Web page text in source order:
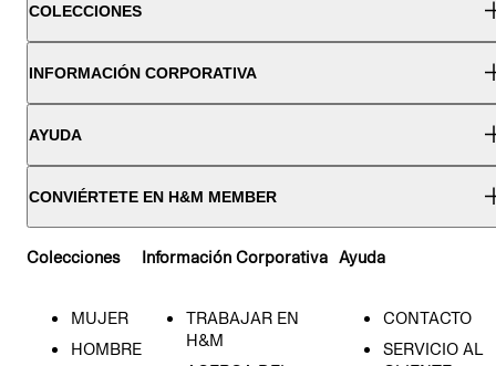
COLECCIONES
INFORMACIÓN CORPORATIVA
AYUDA
CONVIÉRTETE EN H&M MEMBER
Colecciones
MUJER
HOMBRE
Información Corporativa
TRABAJAR EN
H&M
Ayuda
CONTACTO
SERVICIO AL